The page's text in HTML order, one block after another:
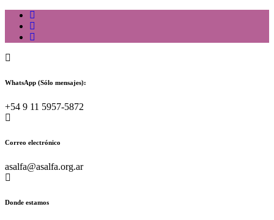
Skip
content
WhatsApp (Sólo mensajes):
+54 9 11 5957-5872
Correo electrónico
asalfa@asalfa.org.ar
Donde estamos